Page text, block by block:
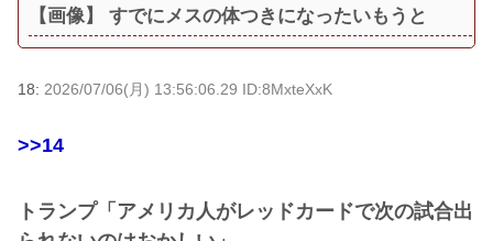
【画像】 すでにメスの体つきになったいもうと
18: 2026/07/06(月) 13:56:06.29 ID:8MxteXxK
>>14
トランプ「アメリカ人がレッドカードで次の試合出